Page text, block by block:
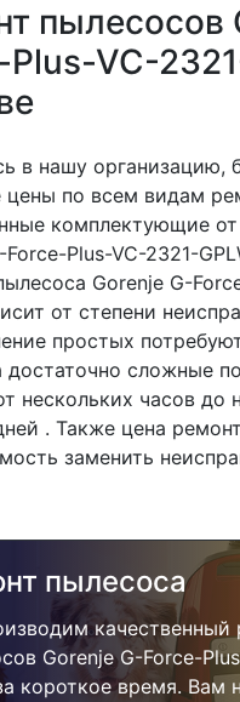
пылесосов
Plus-VC-
в нашу организацию,
цены по всем видам
комплектующие от
Force-Plus-VC-2321-
Gorenje G-
от степени
простых
достаточно сложные
нескольких часов до
. Также цена
заменить
пылесоса
качественный
Gorenje G-Force-
короткое время. Вам